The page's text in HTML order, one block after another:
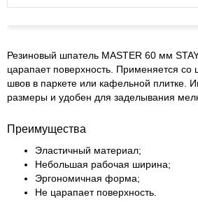
Резиновый шпатель MASTER 60 мм
царапает поверхность. Применяется со
швов в паркете или кафельной плитке.
размеры и удобен для заделывания
Преимущества
Эластичный материал;
Небольшая рабочая ширина;
Эргономичная форма;
Не царапает поверхность.